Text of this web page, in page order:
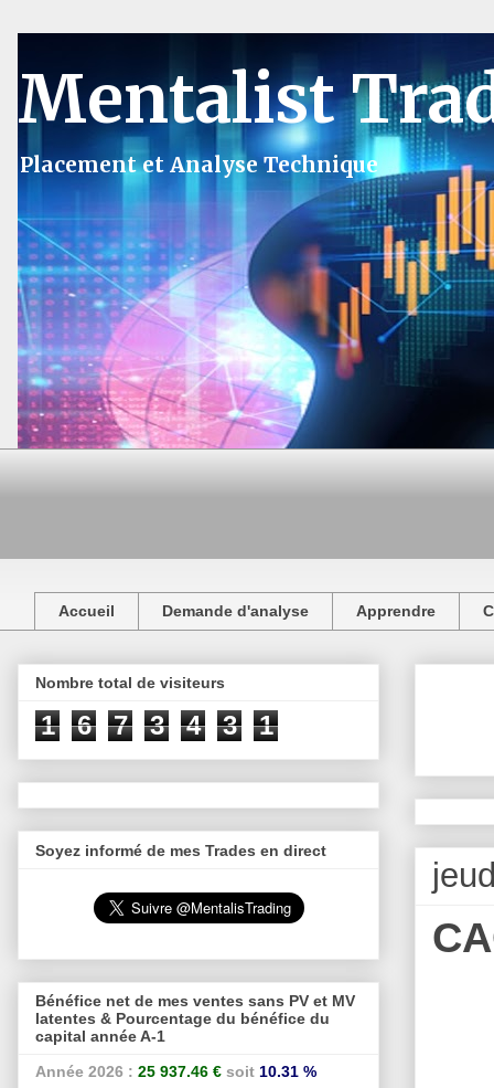
Mentalist
Placement et Analyse Technique
Accueil Demande d'analyse Apprendre
Nombre total de visiteurs
1 6 7 3 4 3 1
Soyez informé de mes Trades en direct
Bénéfice net de mes ventes sans PV et MV
latentes & Pourcentage du bénéfice du
capital année A-1
Année 2026 : 25 937.46 € soit 10.31 %